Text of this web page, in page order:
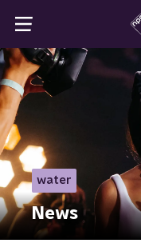
water
News